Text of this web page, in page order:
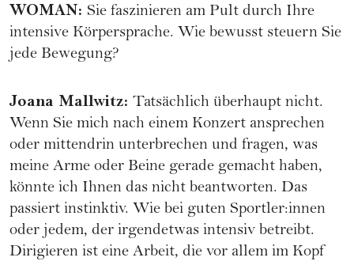
WOMAN: Sie faszinieren am Pult durch Ihre
intensive Körpersprache. Wie bewusst steuern Sie
jede Bewegung?
Joana Mallwitz: Tatsächlich überhaupt nicht.
Wenn Sie mich nach einem Konzert ansprechen
oder mittendrin unterbrechen und fragen, was
meine Arme oder Beine gerade gemacht haben,
könnte ich Ihnen das nicht beantworten. Das
passiert instinktiv. Wie bei guten Sportler:innen
oder jedem, der irgendetwas intensiv betreibt.
Dirigieren ist eine Arbeit, die vor allem im Kopf